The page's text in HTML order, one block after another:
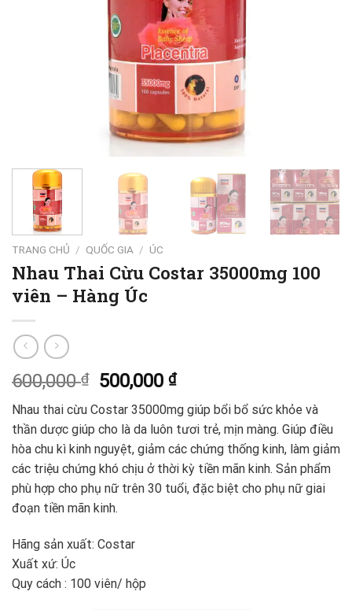
TRANG CHỦ / QUỐC GIA / ÚC
Nhau Thai Cừu Costar 35000mg 100
viên – Hàng Úc
600,000₫ 500,000₫
Nhau thai cừu Costar 35000mg giúp bổi bổ sức khỏe và
thần dược giúp cho là da luôn tươi trẻ, mịn màng. Giúp điều
hòa chu kì kinh nguyệt, giảm các chứng thống kinh, làm giảm
các triệu chứng khó chịu ở thời kỳ tiền mãn kinh. Sản phẩm
phù hợp cho phụ nữ trên 30 tuổi, đặc biệt cho phụ nữ giai
đoạn tiền mãn kinh.
Hãng sản xuất: Costar
Xuất xứ: Úc
Quy cách : 100 viên/ hộp